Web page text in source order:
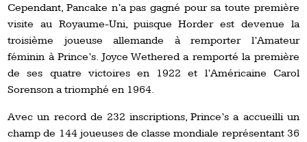
Cependant, Pancake n’a pas gagné pour sa toute première
visite au Royaume-Uni, puisque Horder est devenue la
troisième joueuse allemande à remporter l’Amateur
féminin à Prince’s. Joyce Wethered a remporté la première
de ses quatre victoires en 1922 et l’Américaine Carol
Sorenson a triomphé en 1964.
Avec un record de 232 inscriptions, Prince’s a accueilli un
champ de 144 joueuses de classe mondiale représentant 36